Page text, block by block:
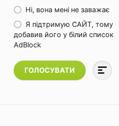
Ні, вона мені не заважає
Я підтримую САЙТ, тому
добавив його у білий список
AdBlock
ГОЛОСУВАТИ